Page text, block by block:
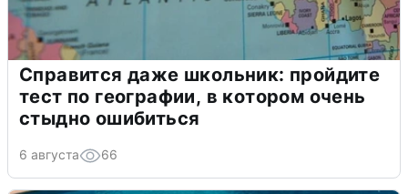
Справится даже школьник: пройдите
тест по географии, в котором очень
стыдно ошибиться
6 августа 66